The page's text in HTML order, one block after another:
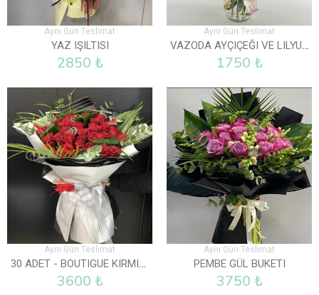
Aynı Gün Teslimat
YAZ IŞILTISI
2850 ₺
Aynı Gün Teslimat
VAZODA AYÇIÇEĞI VE LILYUM
1750 ₺
Aynı Gün Teslimat
30 ADET - BOUTIGUE KIRMIZI GÜL BUKETI
3600 ₺
Aynı Gün Teslimat
PEMBE GÜL BUKETI
3750 ₺